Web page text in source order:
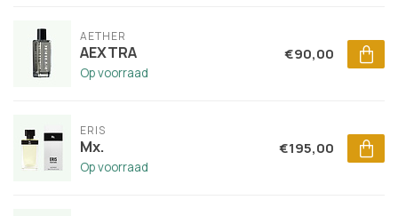
AETHER
AEXTRA
Op voorraad
€90,00
ERIS
Mx.
Op voorraad
€195,00